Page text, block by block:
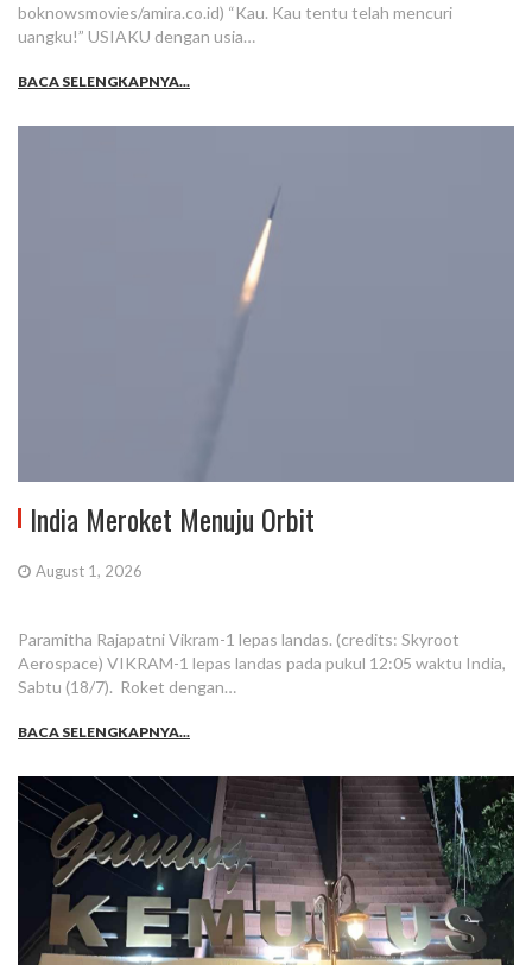
boknowsmovies/amira.co.id) “Kau. Kau tentu telah mencuri
uangku!” USIAKU dengan usia…
BACA SELENGKAPNYA...
India Meroket Menuju Orbit
August 1, 2026
Paramitha Rajapatni Vikram-1 lepas landas. (credits: Skyroot
Aerospace) VIKRAM-1 lepas landas pada pukul 12:05 waktu India,
Sabtu (18/7). Roket dengan…
BACA SELENGKAPNYA...